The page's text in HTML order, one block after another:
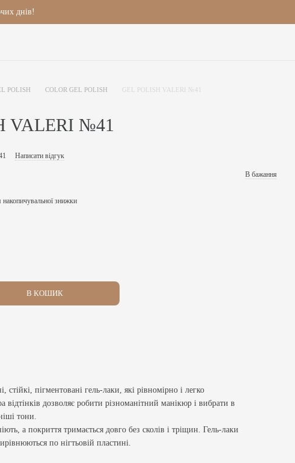
днів!
POLISH COLOR GEL POLISH GEL POLISH VALERI №41
VALERI №41
Написати відгук
В бажання
накопичувальної знижки
В КОШИК
стійкі, пігментовані гель-лаки, які рівномірно і легко
відтінків дозволяє робити різноманітний манікюр і вибрати в
тони.
а покриття тримається довго без сколів і тріщин. Гель-лаки
по нігтьовій пластині.